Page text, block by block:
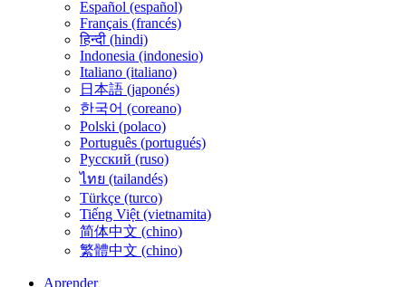
Español (español)
Français (francés)
हिन्दी (hindi)
Indonesia (indonesio)
Italiano (italiano)
日本語 (japonés)
한국어 (coreano)
Polski (polaco)
Português (portugués)
Русский (ruso)
ไทย (tailandés)
Türkçe (turco)
Tiếng Việt (vietnamita)
简体中文 (chino)
繁體中文 (chino)
Aprender